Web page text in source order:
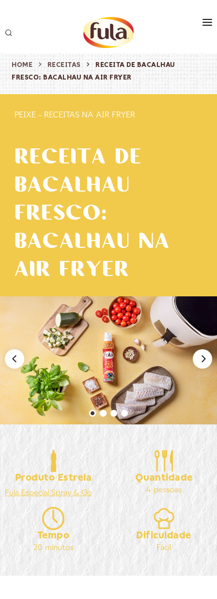
produtos
receitas
HOME RECEITAS
RECEITA DE BACALHAU
FRESCO: BACALHAU NA AIR FRYER
PEIXE - RECEITAS NA AIR FRYER
RECEITA DE
BACALHAU
FRESCO:
BACALHAU NA
AIR FRYER
Produto Estrela
Fula Especial Spray & Go
Quantidade
4 pessoas
Tempo
20 minutos
Dificuldade
Fácil